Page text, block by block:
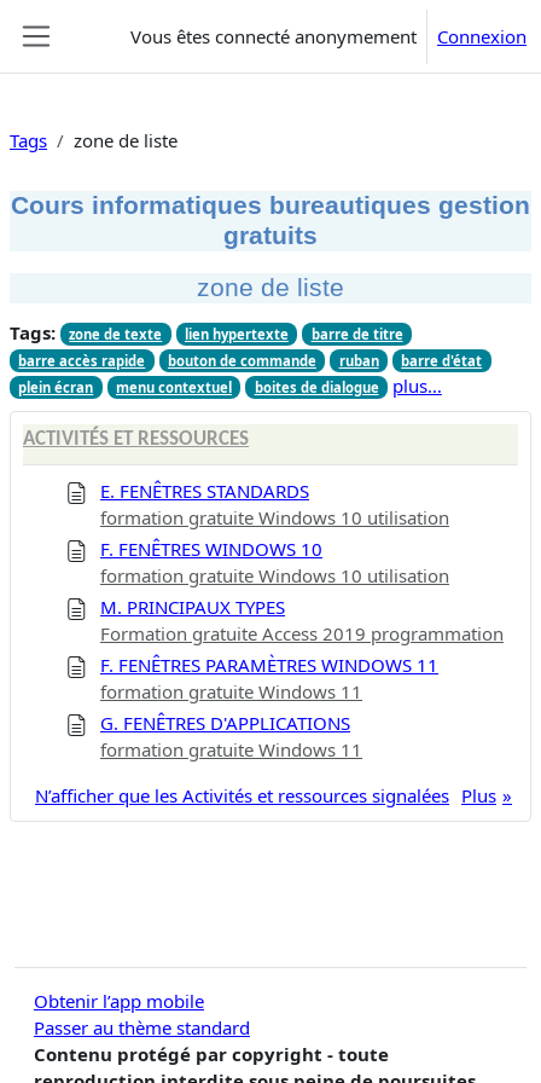
Vous êtes connecté anonymement Connexion
Tags zone de liste
Cours informatiques bureautiques gestion
gratuits
zone de liste
Tags: zone de texte lien hypertexte
barre de titre
barre accès rapide
bouton de commande ruban
barre d'état
plein écran
menu contextuel boites de dialogue plus…
ACTIVITÉS ET RESSOURCES
E. FENÊTRES STANDARDS
formation gratuite Windows 10 utilisation
F. FENÊTRES WINDOWS 10
formation gratuite Windows 10 utilisation
M. PRINCIPAUX TYPES
Formation gratuite Access 2019 programmation
F. FENÊTRES PARAMÈTRES WINDOWS 11
formation gratuite Windows 11
G. FENÊTRES D'APPLICATIONS
formation gratuite Windows 11
Plus
N’afficher que les Activités et ressources signalées
Obtenir l’app mobile
Passer au thème standard
Contenu protégé par copyright - toute